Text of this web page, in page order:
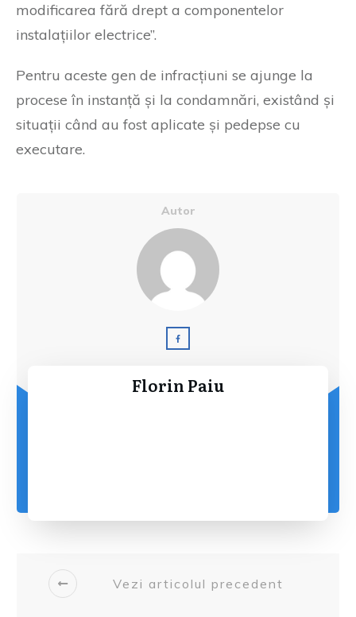
modificarea fără drept a componentelor
instalațiilor electrice”.
Pentru aceste gen de infracțiuni se ajunge la
procese în instanță și la condamnări, existând și
situații când au fost aplicate și pedepse cu
executare.
Autor
Florin Paiu
Vezi articolul precedent